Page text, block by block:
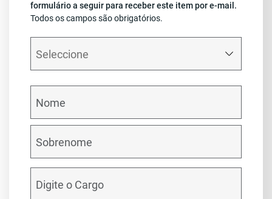
formulário a seguir para receber este item por e-mail.
Todos os campos são obrigatórios.